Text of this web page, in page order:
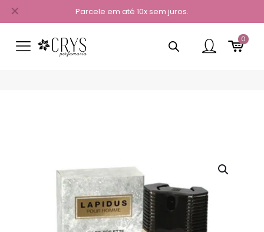
Parcele em até 10x sem juros.
✕
0